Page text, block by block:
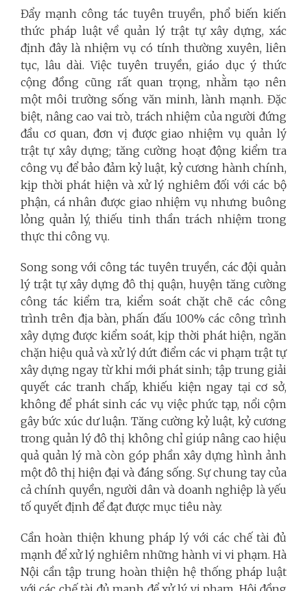
Đẩy mạnh công tác tuyên truyền, phổ biến kiến
thức pháp luật về quản lý trật tự xây dựng, xác
định đây là nhiệm vụ có tính thường xuyên, liên
tục, lâu dài. Việc tuyên truyền, giáo dục ý thức
cộng đồng cũng rất quan trọng, nhằm tạo nên
một môi trường sống văn minh, lành mạnh. Đặc
biệt, nâng cao vai trò, trách nhiệm của người đứng
đầu cơ quan, đơn vị được giao nhiệm vụ quản lý
trật tự xây dựng; tăng cường hoạt động kiểm tra
công vụ để bảo đảm kỷ luật, kỷ cương hành chính,
kịp thời phát hiện và xử lý nghiêm đối với các bộ
phận, cá nhân được giao nhiệm vụ nhưng buông
lỏng quản lý, thiếu tinh thần trách nhiệm trong
thực thi công vụ.
Song song với công tác tuyên truyền, các đội quản
lý trật tự xây dựng đô thị quận, huyện tăng cường
công tác kiểm tra, kiểm soát chặt chẽ các công
trình trên địa bàn, phấn đấu 100% các công trình
xây dựng được kiểm soát, kịp thời phát hiện, ngăn
chặn hiệu quả và xử lý dứt điểm các vi phạm trật tự
xây dựng ngay từ khi mới phát sinh; tập trung giải
quyết các tranh chấp, khiếu kiện ngay tại cơ sở,
không để phát sinh các vụ việc phức tạp, nổi cộm
gây bức xúc dư luận. Tăng cường kỷ luật, kỷ cương
trong quản lý đô thị không chỉ giúp nâng cao hiệu
quả quản lý mà còn góp phần xây dựng hình ảnh
một đô thị hiện đại và đáng sống. Sự chung tay của
cả chính quyền, người dân và doanh nghiệp là yếu
tố quyết định để đạt được mục tiêu này.
Cần hoàn thiện khung pháp lý với các chế tài đủ
mạnh để xử lý nghiêm những hành vi vi phạm. Hà
Nội cần tập trung hoàn thiện hệ thống pháp luật